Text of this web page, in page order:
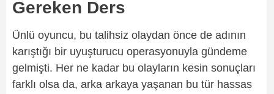
Gereken Ders
Ünlü oyuncu, bu talihsiz olaydan önce de adının
karıştığı bir uyuşturucu operasyonuyla gündeme
gelmişti. Her ne kadar bu olayların kesin sonuçları
farklı olsa da, arka arkaya yaşanan bu tür hassas